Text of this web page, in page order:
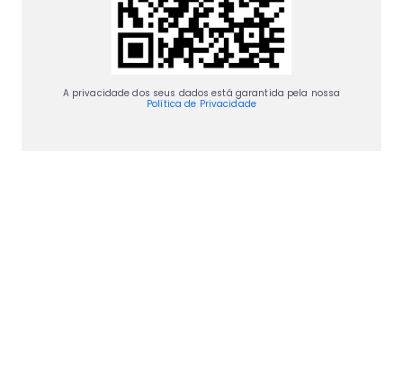
A privacidade dos seus dados está garantida pela nossa
Política de Privacidade